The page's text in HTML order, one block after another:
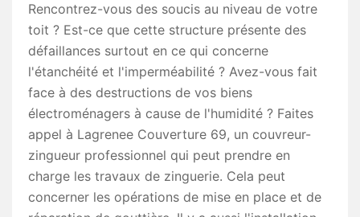
Rencontrez-vous des soucis au niveau de votre
toit ? Est-ce que cette structure présente des
défaillances surtout en ce qui concerne
l'étanchéité et l'imperméabilité ? Avez-vous fait
face à des destructions de vos biens
électroménagers à cause de l'humidité ? Faites
appel à Lagrenee Couverture 69, un couvreur-
zingueur professionnel qui peut prendre en
charge les travaux de zinguerie. Cela peut
concerner les opérations de mise en place et de